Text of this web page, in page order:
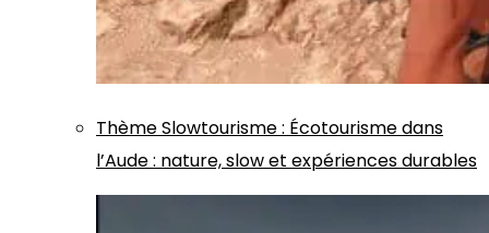
ThèmeSlowtourisme: Écotourisme dans
l’Aude : nature, slow et expériences durables